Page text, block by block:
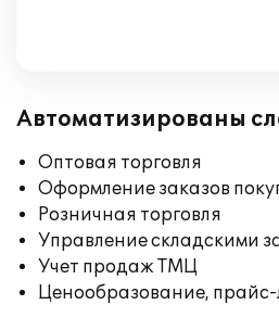
Автоматизированы
Оптовая торговля
Оформление заказов
Розничная торговля
Управление складскими
Учет продаж ТМЦ
Ценообразование,